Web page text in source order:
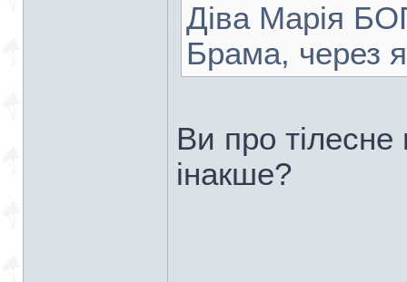
Діва Марія
Брама, через
Ви про
інакше?